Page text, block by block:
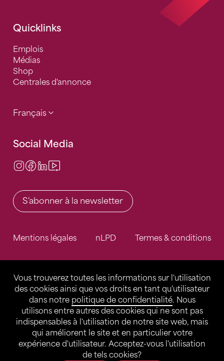
Vous trouverez toutes les informations sur l'utilisation
des cookies ainsi que vos droits en tant qu'utilisateur
dans notre politique de confidentialité. Nous
utilisons entre autres des cookies qui ne sont pas
indispensables à l'utilisation de notre site web, mais
qui améliorent le site et en particulier votre
expérience d'utilisateur. Acceptez-vous l'utilisation
de tels cookies?
Quicklinks
Emplois
Médias
Shop
Centrales d'annonce
Français
Social Media
Instagram
Facebook
LinkedIn
S'abonner à la newsletter
Mentions légales nLPD Termes & conditions